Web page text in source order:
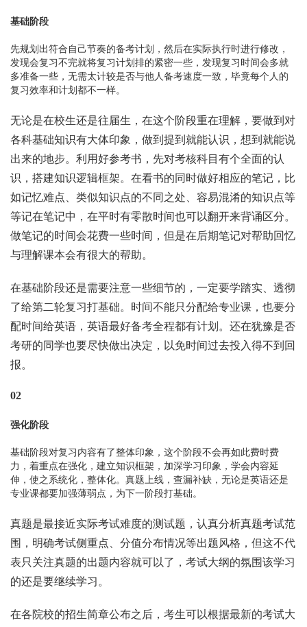
基础阶段
先规划出符合自己节奏的备考计划，然后在实际执行时进行修改，
发现会复习不完就将复习计划排的紧密一些，发现复习时间会多就
多准备一些，无需太计较是否与他人备考速度一致，毕竟每个人的
复习效率和计划都不一样。
无论是在校生还是往届生，在这个阶段重在理解，要做到对
各科基础知识有大体印象，做到提到就能认识，想到就能说
出来的地步。利用好参考书，先对考核科目有个全面的认
识，搭建知识逻辑框架。在看书的同时做好相应的笔记，比
如记忆难点、类似知识点的不同之处、容易混淆的知识点等
等记在笔记中，在平时有零散时间也可以翻开来背诵区分。
做笔记的时间会花费一些时间，但是在后期笔记对帮助回忆
与理解课本会有很大的帮助。
在基础阶段还是需要注意一些细节的，一定要学踏实、透彻
了给第二轮复习打基础。时间不能只分配给专业课，也要分
配时间给英语，英语最好备考全程都有计划。还在犹豫是否
考研的同学也要尽快做出决定，以免时间过去投入得不到回
报。
02
强化阶段
基础阶段对复习内容有了整体印象，这个阶段不会再如此费时费
力，着重点在强化，建立知识框架，加深学习印象，学会内容延
伸，使之系统化，整体化。真题上线，查漏补缺，无论是英语还是
专业课都要加强薄弱点，为下一阶段打基础。
真题是最接近实际考试难度的测试题，认真分析真题考试范
围，明确考试侧重点、分值分布情况等出题风格，但这不代
表只关注真题的出题内容就可以了，考试大纲的氛围该学习
的还是要继续学习。
在各院校的招生简章公布之后，考生可以根据最新的考试大